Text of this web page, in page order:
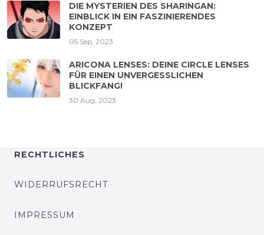
DIE MYSTERIEN DES SHARINGAN:
EINBLICK IN EIN FASZINIERENDES
KONZEPT
05 Sep, 2023
ARICONA LENSES: DEINE CIRCLE LENSES
FÜR EINEN UNVERGESSLICHEN
BLICKFANG!
30 Aug, 2023
RECHTLICHES
WIDERRUFSRECHT
IMPRESSUM